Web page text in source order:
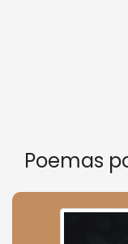
Poemas